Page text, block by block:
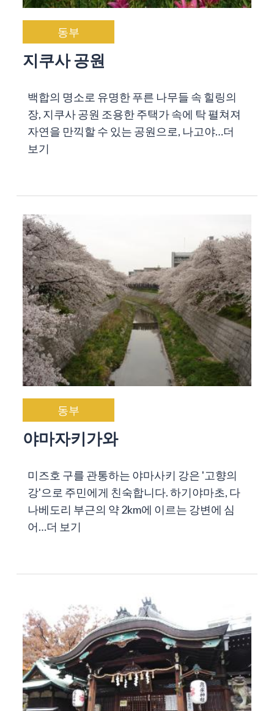
동부
지쿠사 공원
백합의 명소로 유명한 푸른 나무들 속 힐링의
장, 지쿠사 공원 조용한 주택가 속에 탁 펼쳐져
자연을 만끽할 수 있는 공원으로, 나고야…더
보기
동부
야마자키가와
미즈호 구를 관통하는 야마사키 강은 '고향의
강'으로 주민에게 친숙합니다. 하기야마초, 다
나베도리 부근의 약 2km에 이르는 강변에 심
어…더 보기